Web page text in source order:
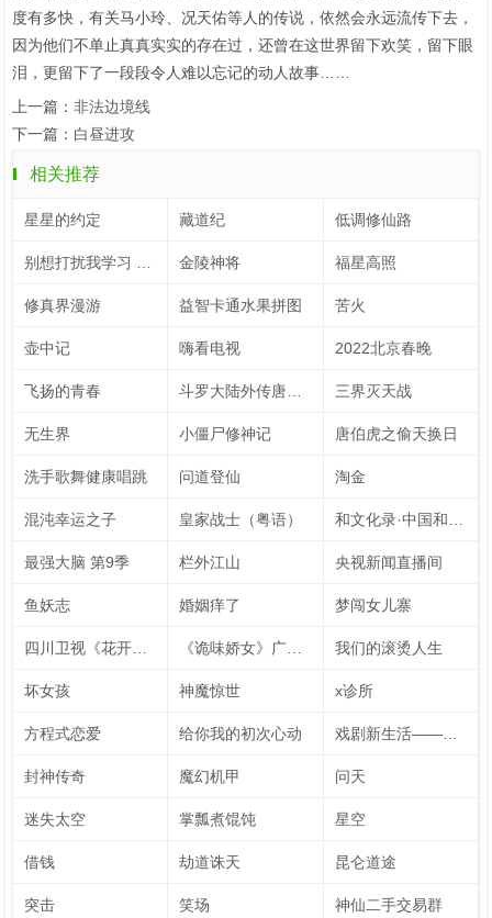
度有多快，有关马小玲、况天佑等人的传说，依然会永远流传下去，
因为他们不单止真真实实的存在过，还曾在这世界留下欢笑，留下眼
泪，更留下了一段段令人难以忘记的动人故事……
上一篇： 非法边境线
下一篇： 白昼进攻
相关推荐
星星的约定 藏道纪 低调修仙路
金陵神将 福星高照
修真界漫游 益智卡通水果拼图 苦火
壶中记 嗨看电视 2022北京春晚
飞扬的青春 三界灭天战
无生界 小僵尸修神记 唐伯虎之偷天换日
洗手歌舞健康唱跳 问道登仙 淘金
混沌幸运之子 皇家战士（粤语）
最强大脑 第9季 栏外江山 央视新闻直播间
鱼妖志 婚姻痒了 梦闯女儿寨
我们的滚烫人生
坏女孩 神魔惊世 x诊所
方程式恋爱 给你我的初次心动 戏剧新生活——公社周报
封神传奇 魔幻机甲 问天
迷失太空 掌瓢煮馄饨 星空
借钱 劫道诛天 昆仑道途
突击 笑场 神仙二手交易群